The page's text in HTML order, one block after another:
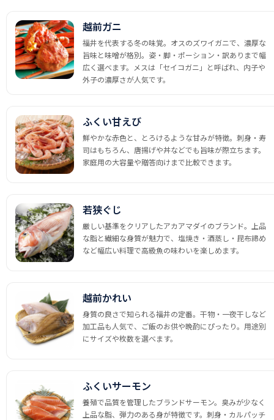
越前ガニ
福井を代表する冬の味覚。オスのズワイガニで、濃厚な
旨味と味噌が格別。姿・脚・ポーション・訳ありまで幅
広く選べます。メスは「セイコガニ」と呼ばれ、内子や
外子の濃厚さが人気です。
ふくい甘えび
鮮やかな赤色と、とろけるような甘みが特徴。刺身・寿
司はもちろん、唐揚げや丼などでも旨味が際立ちます。
家庭用の大容量や贈答向けまで比較できます。
若狭ぐじ
厳しい基準をクリアしたアカアマダイのブランド。上品
な脂と繊細な身質が魅力で、塩焼き・酒蒸し・昆布締め
など幅広い料理で高級魚の味わいを楽しめます。
越前かれい
身質の良さで知られる福井の定番。干物・一夜干しなど
加工品も人気で、ご飯のお供や晩酌にぴったり。用途別
にサイズや枚数を選べます。
ふくいサーモン
養殖で品質を管理したブランドサーモン。臭みが少なく
上品な脂、弾力のある身が特徴です。刺身・カルパッチ